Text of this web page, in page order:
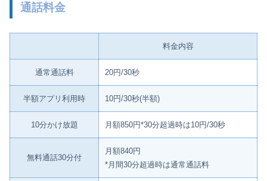
通話料金
料金内容
通常通話料 20円/30秒
半額アプリ利用時 10円/30秒(半額)
10分かけ放題 月額850円*30分超過時は10円/30秒
無料通話30分付
月額840円
*月間30分超過時は通常通話料